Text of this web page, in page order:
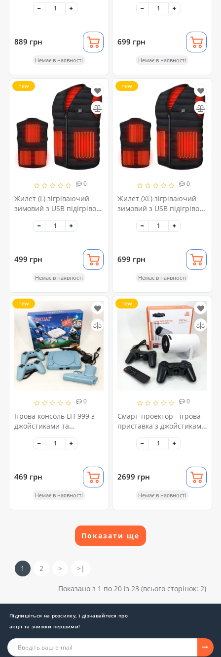
бабусі жіночі повсть
889 грн
Немає в наявності
699 грн
Немає в наявності
0
Жилет (L) зігріваючий
зимовий з USB підігрівом
унісекс чорний
new
499 грн
Немає в наявності
0
Жилет (XL) зігріваючий
зимовий з USB підігрівом
унісекс чорний
new
699 грн
Немає в наявності
0
Ігрова консоль LH-999 з
джойстиками та
пістолетом 999
найпопулярніших 8-
new
469 грн
Немає в наявності
0
Смарт-проектор - ігрова
приставка з джойстиками
X10 Plus
new
2699 грн
Немає в наявності
Показати ще
1 2 > >|
Показано з 1 по 20 із 23 (всього сторінок: 2)
Підпишіться на розсилку, і дізнавайтеся про
акції та знижки першими!